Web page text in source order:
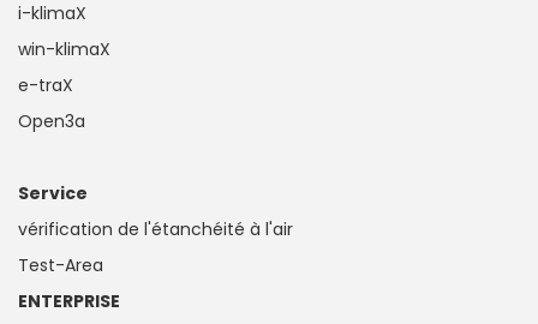
i-klimaX
win-klimaX
e-traX
Open3a
Service
vérification de l'étanchéité à l'air
Test-Area
ENTERPRISE